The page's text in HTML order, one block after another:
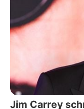
Jim Carrey